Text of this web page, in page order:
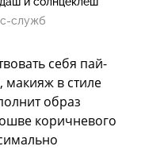
служб
себя пай-
в стиле
образ
коричневого